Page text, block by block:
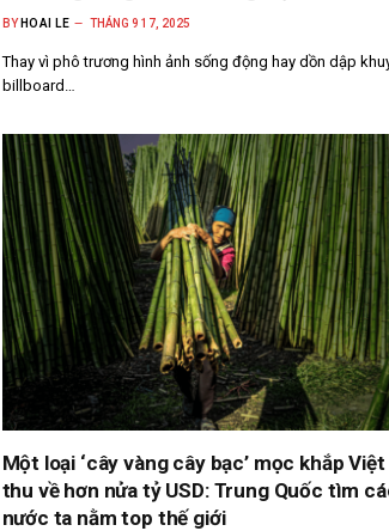
BY HOAI LE THÁNG 9 17, 2025
Thay vì phô trương hình ảnh sống động hay dồn dập
billboard…
Một loại ‘cây vàng cây bạc’ mọc khắp
thu về hơn nửa tỷ USD: Trung Quốc tìm
nước ta nằm top thế giới